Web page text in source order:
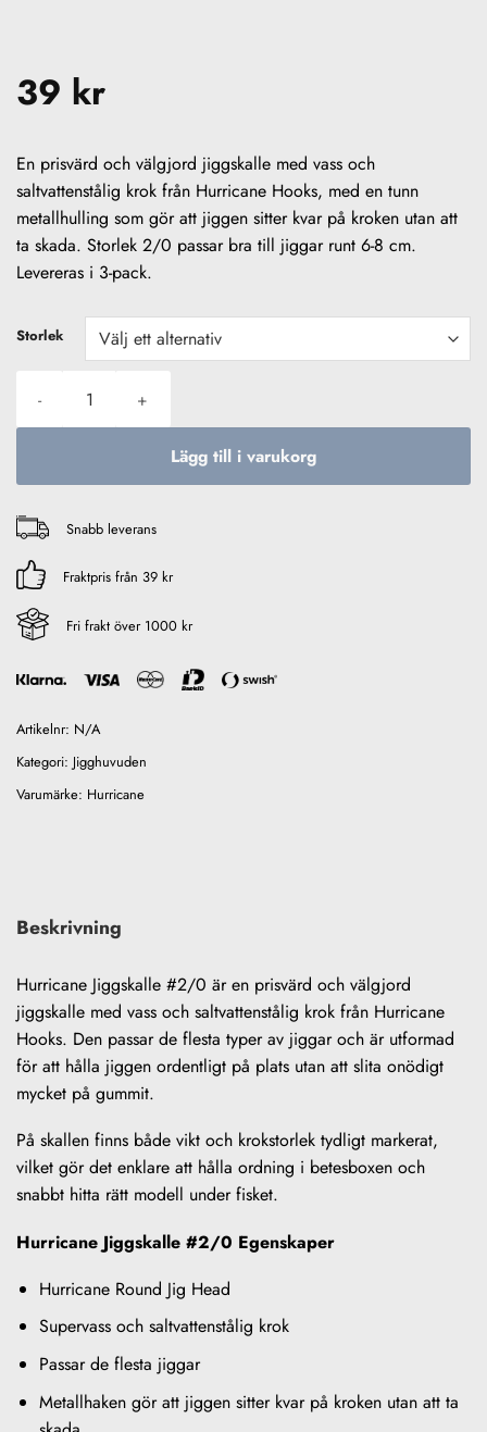
39 kr
En prisvärd och välgjord jiggskalle med vass och
saltvattenstålig krok från Hurricane Hooks, med en tunn
metallhulling som gör att jiggen sitter kvar på kroken utan att
ta skada. Storlek 2/0 passar bra till jiggar runt 6-8 cm.
Levereras i 3-pack.
Storlek
Lägg till i varukorg
Snabb leverans
Fraktpris från 39 kr
Fri frakt över 1000 kr
Artikelnr: N/A
Kategori: Jigghuvuden
Varumärke: Hurricane
Beskrivning
Hurricane Jiggskalle #2/0 är en prisvärd och välgjord
jiggskalle med vass och saltvattenstålig krok från Hurricane
Hooks. Den passar de flesta typer av jiggar och är utformad
för att hålla jiggen ordentligt på plats utan att slita onödigt
mycket på gummit.
På skallen finns både vikt och krokstorlek tydligt markerat,
vilket gör det enklare att hålla ordning i betesboxen och
snabbt hitta rätt modell under fisket.
Hurricane Jiggskalle #2/0 Egenskaper
Hurricane Round Jig Head
Supervass och saltvattenstålig krok
Passar de flesta jiggar
Metallhaken gör att jiggen sitter kvar på kroken utan att ta